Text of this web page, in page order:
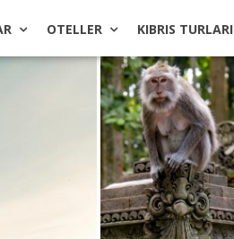
OTELLER KIBRIS TURLARI